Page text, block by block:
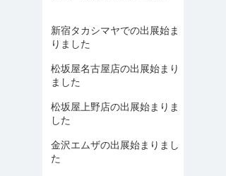
新宿タカシマヤでの出展始ま
りました
松坂屋名古屋店の出展始まり
ました
松坂屋上野店の出展始まりま
した
金沢エムザの出展始まりまし
た